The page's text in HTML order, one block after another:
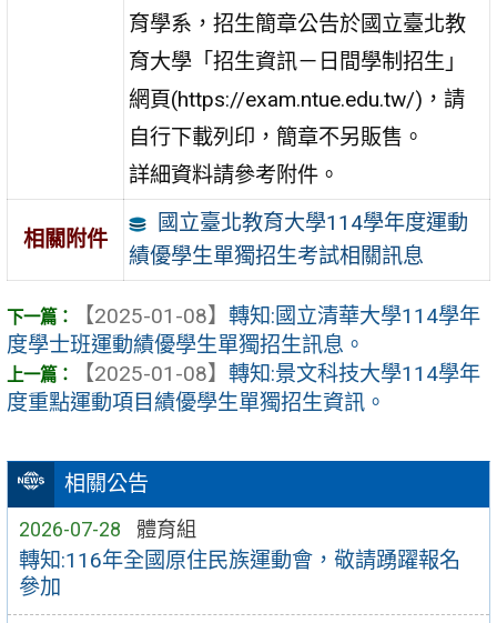
相關公告
2026-07-28 體育組
轉知:116年全國原住民族運動會，敬請踴躍報名
參加
育學系，招生簡章公告於國立臺北教
育大學「招生資訊－日間學制招生」
網頁(https://exam.ntue.edu.tw/)，請
自行下載列印，簡章不另販售。
詳細資料請參考附件。
相關附件
國立臺北教育大學114學年度運動
績優學生單獨招生考試相關訊息
【2025-01-08】 轉知:國立清華大學114學年
度學士班運動績優學生單獨招生訊息。
【2025-01-08】 轉知:景文科技大學114學年
度重點運動項目績優學生單獨招生資訊。